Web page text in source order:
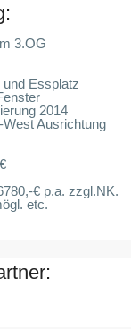
3.OG
Essplatz
2014
Ausrichtung
€ p.a. zzgl.NK.
etc.